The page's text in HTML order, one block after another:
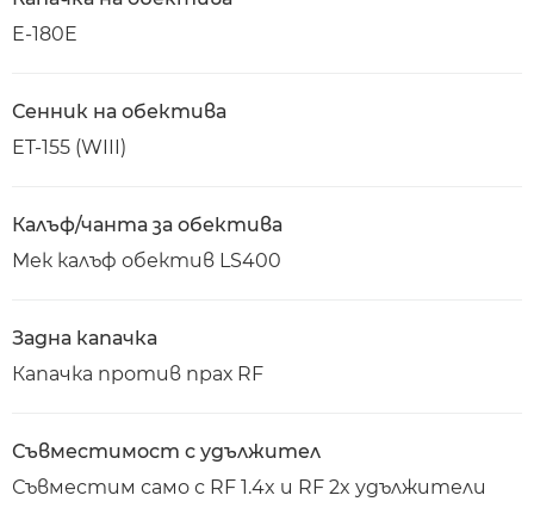
E-180E
Сенник на обектива
ET-155 (WIII)
Калъф/чанта за обектива
Мек калъф обектив LS400
Задна капачка
Капачка против прах RF
Съвместимост с удължител
Съвместим само с RF 1.4x и RF 2x удължители